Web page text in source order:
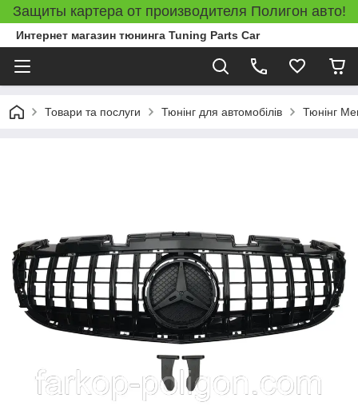
Защиты картера от производителя Полигон авто!
Интернет магазин тюнинга Tuning Parts Car
Товари та послуги Тюнінг для автомобілів Тюнінг